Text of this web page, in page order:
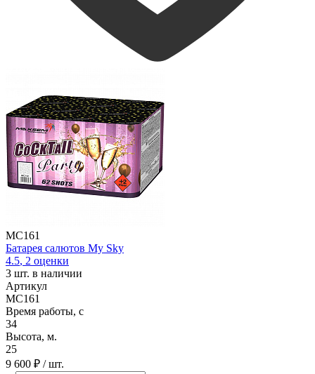
MC161
Батарея салютов My Sky
4.5, 2 оценки
3 шт. в наличии
Артикул
MC161
Время работы, с
34
Высота, м.
25
9 600 ₽ / шт.